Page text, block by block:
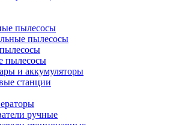
пылесосы
пылесосы
и аккумуляторы
станции
ручные